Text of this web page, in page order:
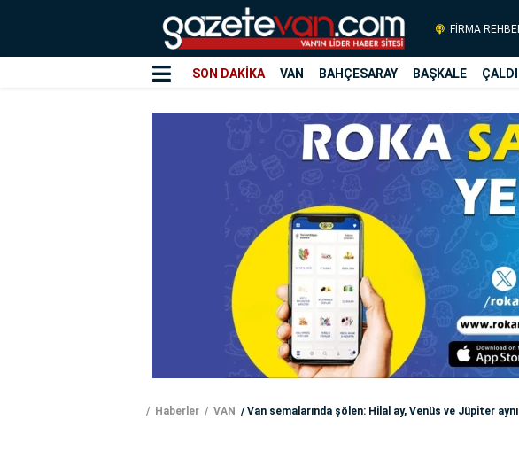
FİRMA
SON DAKİKA VAN BAHÇESARAY BAŞKALE
Haberler VAN Van semalarında şölen: Hilal ay, Venüs ve Jüpiter